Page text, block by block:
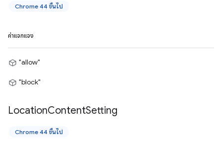
Chrome 44 ขึ้นไป
ค่าแจกแจง
"allow"
"block"
LocationContentSetting
Chrome 44 ขึ้นไป